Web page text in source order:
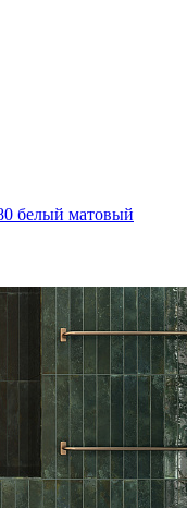
белый матовый